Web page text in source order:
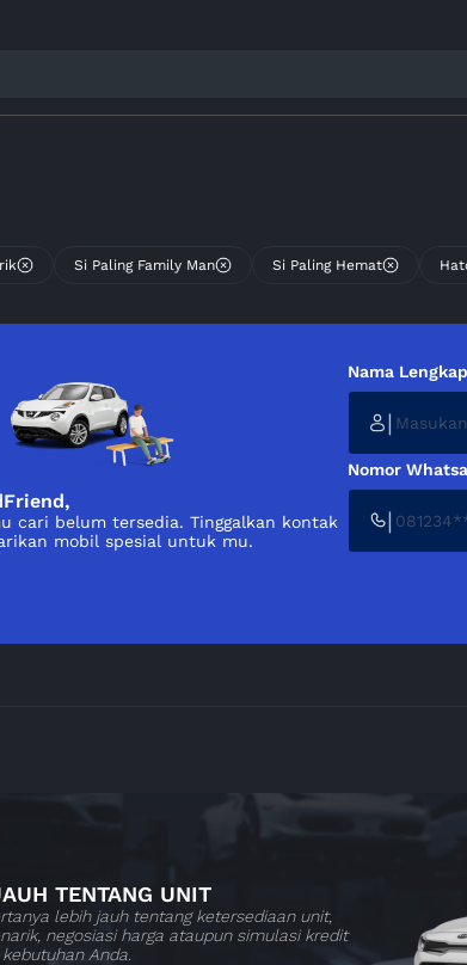
Si Paling Family Man Si Paling Hemat
cari belum tersedia. Tinggalkan kontak
mobil spesial untuk mu.
Nama Lengkap
|
Nomor
|
TENTANG UNIT
lebih jauh tentang ketersediaan unit,
negosiasi harga ataupun simulasi kredit
Anda.